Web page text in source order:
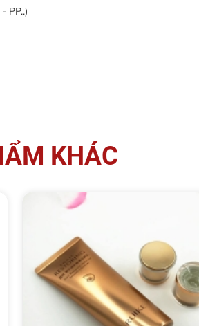
PP..)
KHÁC